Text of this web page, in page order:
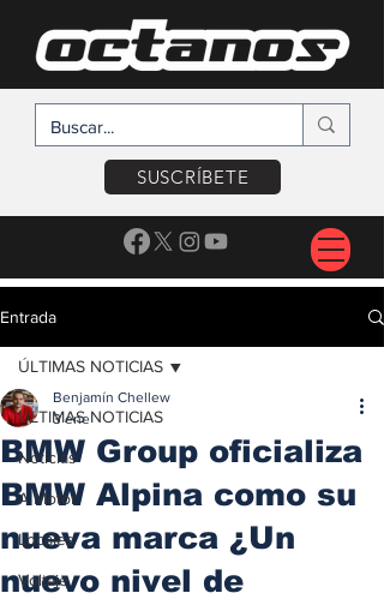
SUSCRÍBETE
Entrada
ÚLTIMAS NOTICIAS
Noticias
A Motor
Locales
Voltaje
ÚLTIMAS NOTICIAS
BMW Group oficializa
BMW Alpina como su
nueva marca ¿Un
nuevo nivel de
Benjamín Chellew
3 ene